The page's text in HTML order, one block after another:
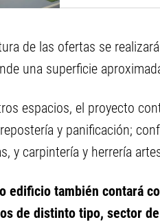
de las ofertas se
una superficie
espacios, el proyecto
y panificación;
y carpintería y herrería
edificio también contará
de distinto tipo, sector